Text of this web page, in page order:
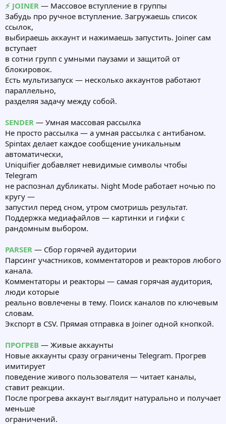
⚡️ JOINER — Массовое вступление в группы
Забудь про ручное вступление. Загружаешь список
ссылок,
выбираешь аккаунт и нажимаешь запустить. Joiner сам
вступает
в сотни групп с умными паузами и защитой от
блокировок.
Есть мультизапуск — несколько аккаунтов работают
параллельно,
разделяя задачу между собой.
SENDER — Умная массовая рассылка
Не просто рассылка — а умная рассылка с антибаном.
Spintax делает каждое сообщение уникальным
автоматически,
Uniquifier добавляет невидимые символы чтобы
Telegram
не распознал дубликаты. Night Mode работает ночью по
кругу —
запустил перед сном, утром смотришь результат.
Поддержка медиафайлов — картинки и гифки с
рандомным выбором.
PARSER — Сбор горячей аудитории
Парсинг участников, комментаторов и реакторов любого
канала.
Комментаторы и реакторы — самая горячая аудитория,
люди которые
реально вовлечены в тему. Поиск каналов по ключевым
словам.
Экспорт в CSV. Прямая отправка в Joiner одной кнопкой.
ПРОГРЕВ — Живые аккаунты
Новые аккаунты сразу ограничены Telegram. Прогрев
имитирует
поведение живого пользователя — читает каналы,
ставит реакции.
После прогрева аккаунт выглядит натурально и получает
меньше
ограничений.